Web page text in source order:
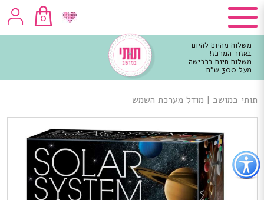
כפתור
לפתיחת
תפריט
נגישות
0
משלוח מהיום להיום
באזור המרכז!
משלוח חינם ברכישה
מעל 300 ש"ח
מרכזי
תותי במושב | מודל מערכת השמש